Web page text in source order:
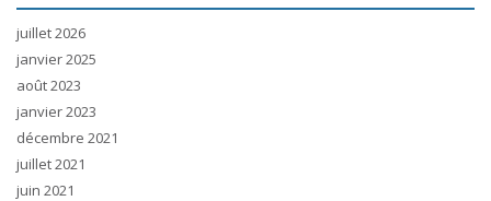
juillet 2026
janvier 2025
août 2023
janvier 2023
décembre 2021
juillet 2021
juin 2021